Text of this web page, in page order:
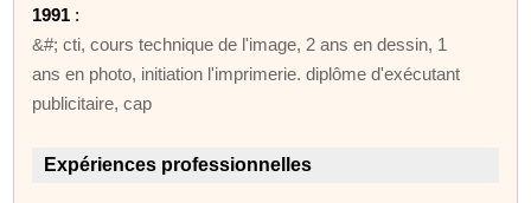
1991 :
&#; cti, cours technique de l'image, 2 ans en dessin, 1
ans en photo, initiation l'imprimerie. diplôme d'exécutant
publicitaire, cap
Expériences professionnelles